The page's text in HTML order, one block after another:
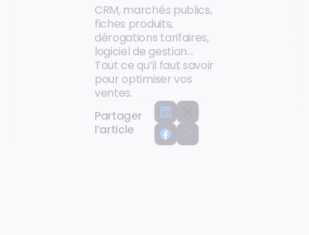
CRM, marchés publics,
fiches produits,
dérogations tarifaires,
logiciel de gestion…
Tout ce qu’il faut savoir
pour optimiser vos
ventes.
Partager
l’article